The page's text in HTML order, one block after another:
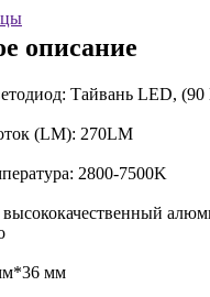
описание
Тайвань LED,
(LM): 270LM
2800-7500K
мм